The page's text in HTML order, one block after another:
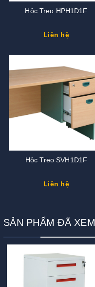
Hộc Treo HPH1D1F
Liên hệ
Hộc Treo SVH1D1F
Liên hệ
SẢN PHẨM ĐÃ XEM